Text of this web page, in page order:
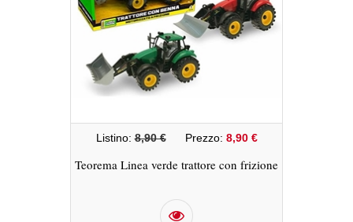
Listino:8,90 €Prezzo: 8,90 €
Teorema Linea verde trattore con frizione